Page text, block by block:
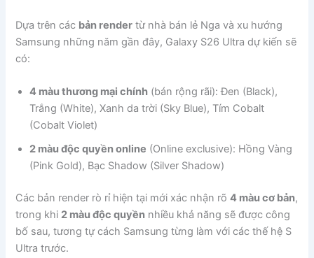
Dựa trên các bản render từ nhà bán lẻ Nga và xu hướng
Samsung những năm gần đây, Galaxy S26 Ultra dự kiến sẽ
có:
4 màu thương mại chính (bán rộng rãi): Đen (Black),
Trắng (White), Xanh da trời (Sky Blue), Tím Cobalt
(Cobalt Violet)
2 màu độc quyền online (Online exclusive): Hồng Vàng
(Pink Gold), Bạc Shadow (Silver Shadow)
Các bản render rò rỉ hiện tại mới xác nhận rõ4 màu cơ bản,
trong khi 2 màu độc quyền nhiều khả năng sẽ được công
bố sau, tương tự cách Samsung từng làm với các thế hệ S
Ultra trước.